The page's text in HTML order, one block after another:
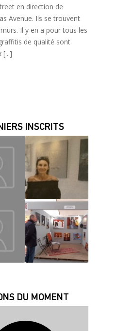
en direction de
Avenue. Ils se trouvent
Il y en a pour tous les
de qualité sont
[...]
INSCRITS
CHRISLAINE
DU MOMENT